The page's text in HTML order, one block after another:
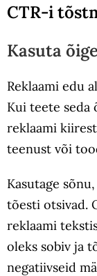
CTR-i
Kasuta
Reklaami edu
Kui teete seda
reklaami
teenust või
Kasutage
tõesti otsivad.
reklaami
oleks sobiv ja
negatiivseid